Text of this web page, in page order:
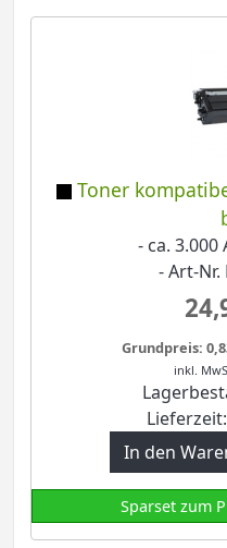
Toner
- ca. 3.000
- Art-Nr.
Grundpreis:
inkl.
In den
Sparset zum